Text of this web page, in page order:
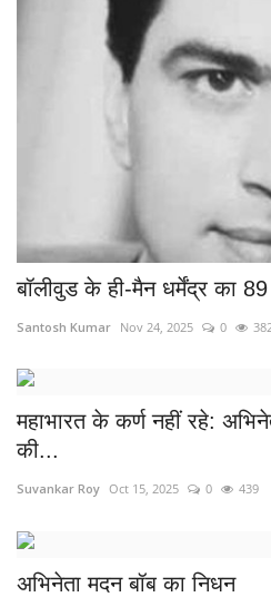
बॉलीवुड के ही-मैन धर्मेंद्र का
Santosh Kumar Nov 24, 2025 0
महाभारत के कर्ण नहीं रहे:
की...
Suvankar Roy Oct 15, 2025 0 439
अभिनेता मदन बॉब का निधन